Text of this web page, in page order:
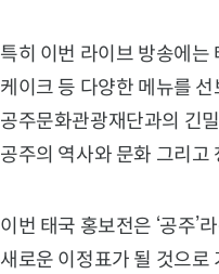
특히 이번 라이브 방송에는
케이크 등 다양한 메뉴를
공주문화관광재단과의 긴
공주의 역사와 문화 그리고
이번 태국 홍보전은 ‘공주’
새로운 이정표가 될 것으